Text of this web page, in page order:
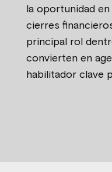
la oportunidad
cierres
principal rol
convierten en
habilitador clave